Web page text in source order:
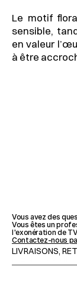
Le motif
sensible,
en valeur
à être
CONSEILS &
MENTIONS
Vous avez des
Vous êtes un
l'exonération de
Contactez-nous
LIVRAISONS,